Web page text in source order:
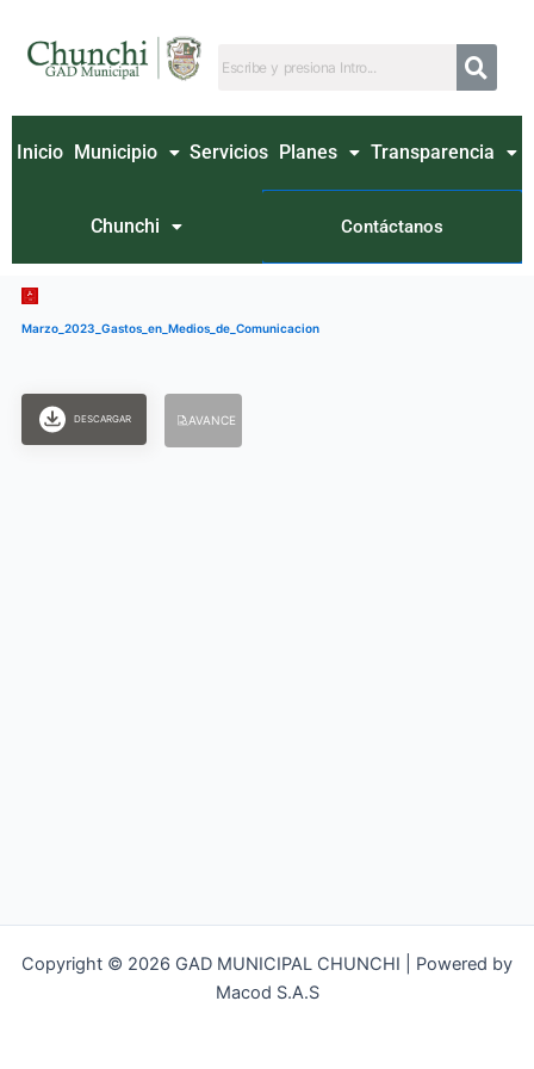
contenido
Inicio Municipio Servicios Planes Transparencia
Chunchi Contáctanos
Marzo_2023_Gastos_en_Medios_de_Comunicacion
DESCARGAR AVANCE
Copyright © 2026 GAD MUNICIPAL CHUNCHI | Powered by
Macod S.A.S